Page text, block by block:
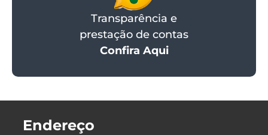
Transparência e
prestação de contas
Confira Aqui
Endereço